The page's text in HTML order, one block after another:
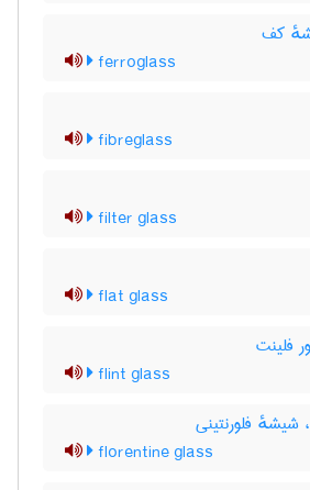
کف
ferroglass
fibreglass
filter glass
flat glass
فلینت
flint glass
شیشهٔ فلورنتینی
florentine glass